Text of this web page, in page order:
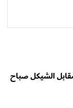
مقابل الشيكل صباح